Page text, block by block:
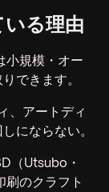
る理由
小規模・オー
できます。
、アートディ
にならない。
（Utsubo・
刷のクラフト